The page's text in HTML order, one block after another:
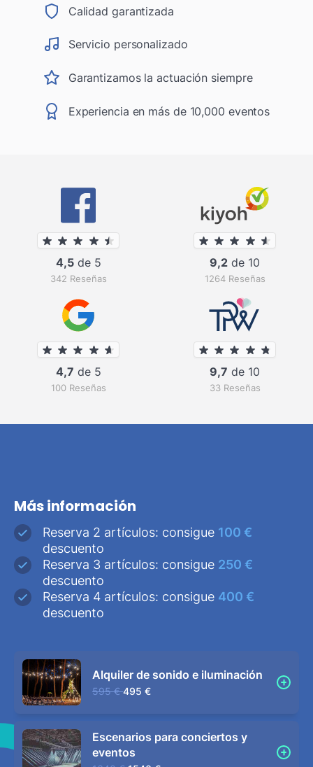
Calidad garantizada
Servicio personalizado
Garantizamos la actuación siempre
Experiencia en más de 10,000 eventos
4,5de 5
342 Reseñas
9,2 de 10
1264 Reseñas
4,7 de 5
100 Reseñas
9,7 de 10
33 Reseñas
Más información
Reserva 2 artículos: consigue 100 €
descuento
Reserva 3 artículos: consigue 250 €
descuento
Reserva 4 artículos: consigue 400 €
descuento
Alquiler de sonido e iluminación
595 € 495 €
Escenarios para conciertos y
eventos